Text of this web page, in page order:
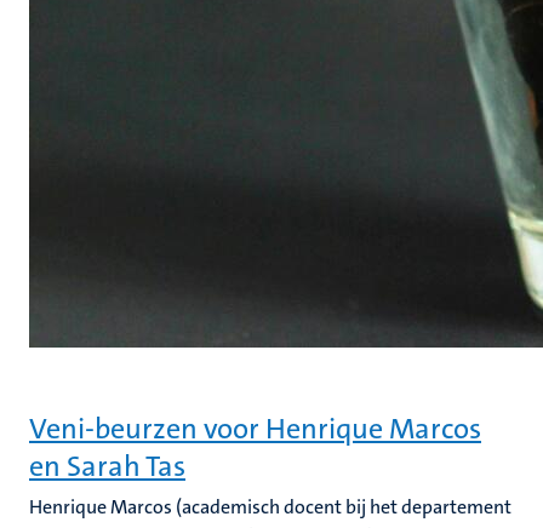
Veni-beurzen voor Henrique Marcos
en Sarah Tas
Henrique Marcos (academisch docent bij het departement